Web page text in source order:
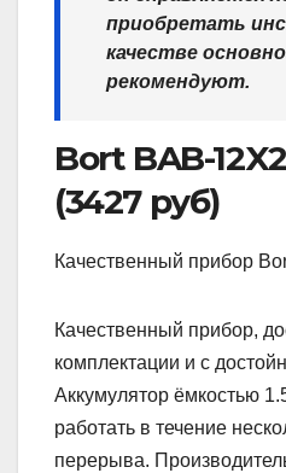
приобретать
качестве
рекомендуют.
Bort BAB-
(3427 руб)
Качественный прибор
Качественный прибор,
комплектации и с
Аккумулятор ёмкостью
работать в течение
перерыва.